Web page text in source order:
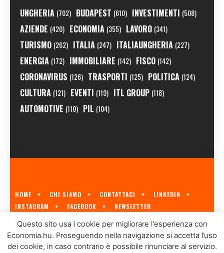
UNGHERIA (702) BUDAPEST (610) INVESTIMENTI (508)
AZIENDE (420) ECONOMIA (355) LAVORO (341)
TURISMO (262) ITALIA (247) ITALIAUNGHERIA (227)
ENERGIA (172) IMMOBILIARE (142) FISCO (142)
CORONAVIRUS (126) TRASPORTI (125) POLITICA (124)
CULTURA (121) EVENTI (119) ITL GROUP (118)
AUTOMOTIVE (110) PIL (104)
HOME CHI SIAMO CONTATTACI
LINKEDIN
INSTAGRAM
FACEBOOK NEWSLETTER
ECONOMIA.HU È IL PRIMO GIORNALE ITALIANO SULL'ECONOMIA UNGHERESE
A CURA DIITL GROUP© 2023
Questo sito usa i cookie per migliorare l'esperienza con
Economia.hu. Proseguendo nella navigazione si accetta l’uso
dei cookie, in caso contrario è possibile rinunciare al servizio.